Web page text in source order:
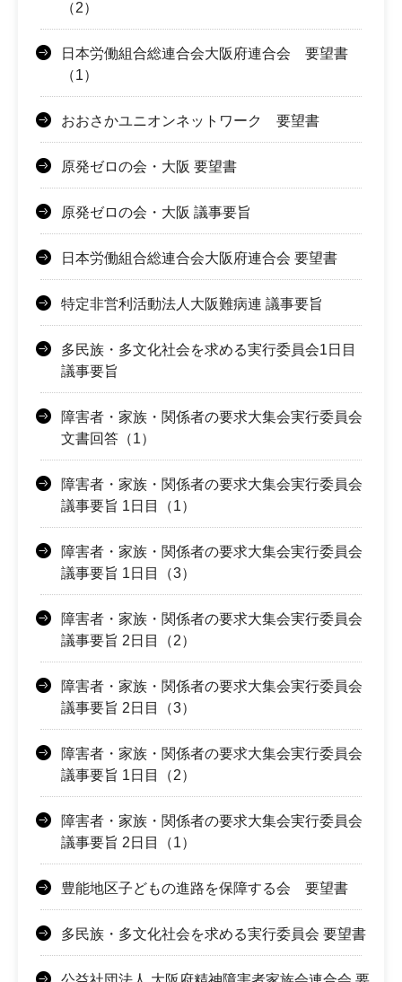
（2）
日本労働組合総連合会大阪府連合会 要望書
（1）
おおさかユニオンネットワーク 要望書
原発ゼロの会・大阪 要望書
原発ゼロの会・大阪 議事要旨
日本労働組合総連合会大阪府連合会 要望書
特定非営利活動法人大阪難病連 議事要旨
多民族・多文化社会を求める実行委員会1日目
議事要旨
障害者・家族・関係者の要求大集会実行委員会
文書回答（1）
障害者・家族・関係者の要求大集会実行委員会
議事要旨 1日目（1）
障害者・家族・関係者の要求大集会実行委員会
議事要旨 1日目（3）
障害者・家族・関係者の要求大集会実行委員会
議事要旨 2日目（2）
障害者・家族・関係者の要求大集会実行委員会
議事要旨 2日目（3）
障害者・家族・関係者の要求大集会実行委員会
議事要旨 1日目（2）
障害者・家族・関係者の要求大集会実行委員会
議事要旨 2日目（1）
豊能地区子どもの進路を保障する会 要望書
多民族・多文化社会を求める実行委員会 要望書